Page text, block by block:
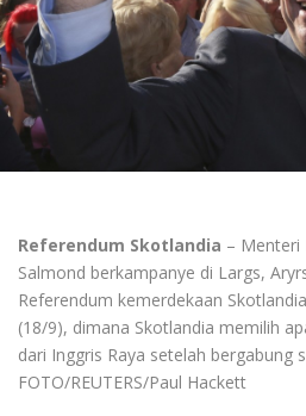
Referendum Skotlandia – Menteri
Salmond berkampanye di Largs,
Referendum kemerdekaan
(18/9), dimana Skotlandia memilih
dari Inggris Raya setelah bergabung
FOTO/REUTERS/Paul Hackett